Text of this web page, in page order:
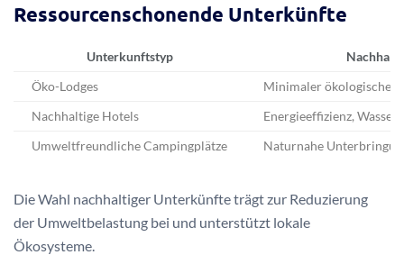
Ressourcenschonende Unterkünfte
Unterkunftstyp
Öko-Lodges Minimaler ökologischer
Nachhaltige Hotels Energieeffizienz,
Umweltfreundliche Campingplätze Naturnahe
Die Wahl nachhaltiger Unterkünfte trägt zur Reduzierung
der Umweltbelastung bei und unterstützt lokale
Ökosysteme.